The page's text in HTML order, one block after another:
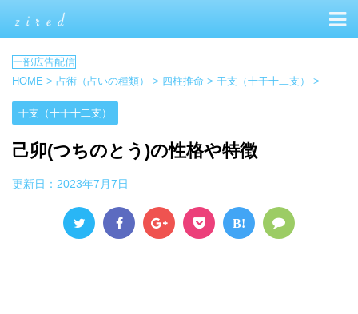
HOME > 占術（占いの種類） > 四柱推命 > 干支（十干十二支） >
干支（十干十二支）
己卯(つちのとう)の性格や特徴
更新日： 2023年7月7日
B!